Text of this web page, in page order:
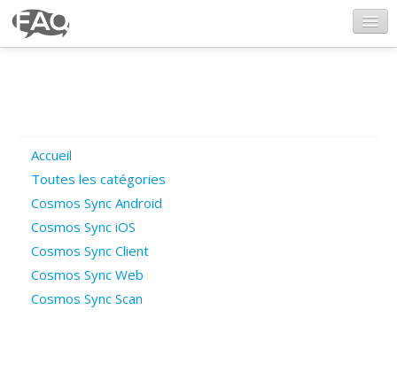
Poser une question
Questions ouvertes
Connexion
Accueil
Toutes les catégories
Cosmos Sync Android
Cosmos Sync iOS
Cosmos Sync Client
Cosmos Sync Web
Cosmos Sync Scan